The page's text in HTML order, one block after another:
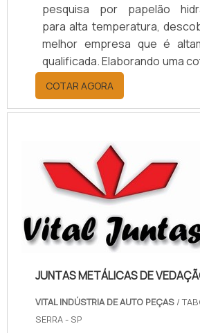
pesquisa por papelão
para alta temperatura,
melhor empresa que é
qualificada. Elaborando uma
por meio da
descobrindo a melhor
mercado.MAIS
HIDRÁULICO PARA
TEMPERATURASe alguém
papelão hidráulico para
temperatura encontra na
kaelved. Uma empresa
know-how em laudos ...
COTAR AGORA
JUNTAS METÁLICAS DE
VITAL INDÚSTRIA DE AUTO PEÇAS /
SERRA - SP